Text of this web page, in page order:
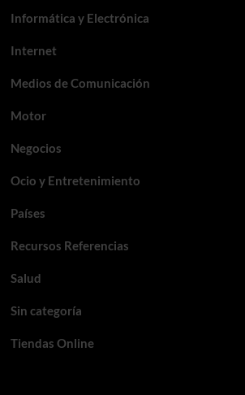
Informática y Electrónica
Internet
Medios de Comunicación
Motor
Negocios
Ocio y Entretenimiento
Países
Recursos Referencias
Salud
Sin categoría
Tiendas Online